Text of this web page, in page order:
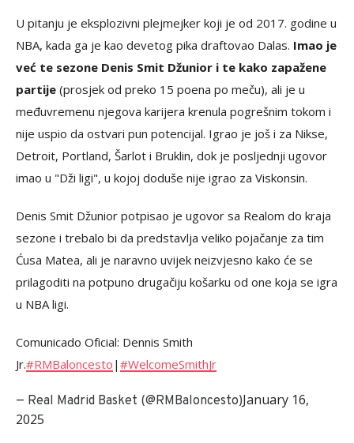
U pitanju je eksplozivni plejmejker koji je od 2017. godine u
NBA, kada ga je kao devetog pika draftovao Dalas. Imao je
već te sezone Denis Smit Džunior i te kako zapažene
partije (prosjek od preko 15 poena po meču), ali je u
međuvremenu njegova karijera krenula pogrešnim tokom i
nije uspio da ostvari pun potencijal. Igrao je još i za Nikse,
Detroit, Portland, Šarlot i Bruklin, dok je posljednji ugovor
imao u "Dži ligi", u kojoj doduše nije igrao za Viskonsin.
Denis Smit Džunior potpisao je ugovor sa Realom do kraja
sezone i trebalo bi da predstavlja veliko pojačanje za tim
Ćusa Matea, ali je naravno uvijek neizvjesno kako će se
prilagoditi na potpuno drugačiju košarku od one koja se igra
u NBA ligi.
Comunicado Oficial: Dennis Smith
Jr.#RMBaloncesto | #WelcomeSmithJr
— Real Madrid Basket (@RMBaloncesto)January 16,
2025